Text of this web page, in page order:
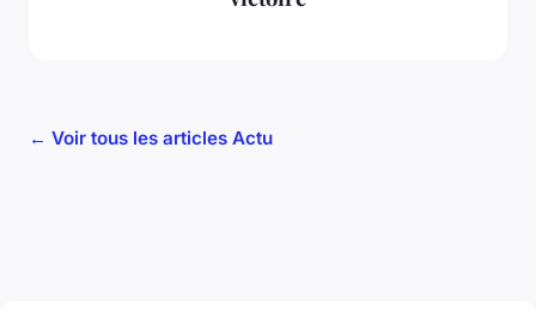
← Voir tous les articles Actu